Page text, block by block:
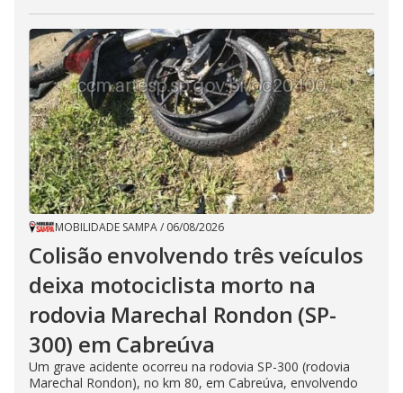
MOBILIDADE SAMPA/ 06/08/2026
Colisão envolvendo três veículos
deixa motociclista morto na
rodovia Marechal Rondon (SP-
300) em Cabreúva
Um grave acidente ocorreu na rodovia SP-300 (rodovia
Marechal Rondon), no km 80, em Cabreúva, envolvendo